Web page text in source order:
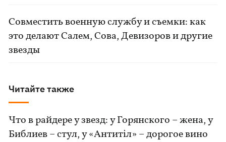
Совместить военную службу и съемки: как
это делают Салем, Сова, Девизоров и другие
звезды
Читайте также
Что в райдере у звезд: у Горянского – жена, у
Библиев – стул, у «Антитіл» – дорогое вино